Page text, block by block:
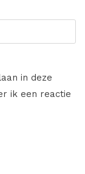
in deze
ik een reactie